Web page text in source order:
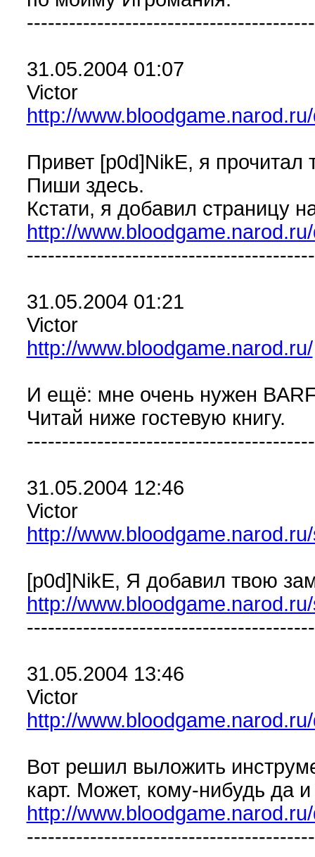
31.05.2004 01:07
Victor
http://
Привет [p0d]NikE, я прочитал
Пиши здесь.
Кстати, я добавил страницу
http://
31.05.2004 01:21
Victor
http://www.bloodgame.narod.ru/
И ещё: мне очень нужен
Читай ниже гостевую книгу.
31.05.2004 12:46
Victor
http://
[p0d]NikE, Я добавил твою
http://
31.05.2004 13:46
Victor
http://
Вот решил выложить
карт. Может, кому-нибудь да и
http://